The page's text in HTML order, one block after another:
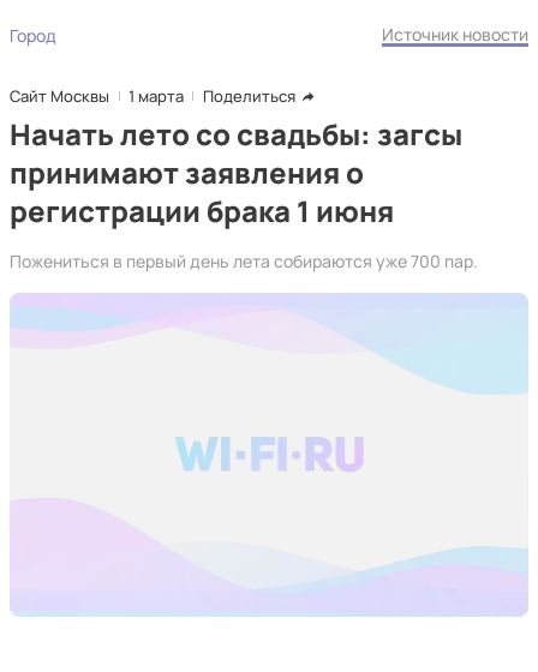
Город Источник новости
Сайт Москвы 1 марта Поделиться
Начать лето со свадьбы: загсы
принимают заявления о
регистрации брака 1 июня
Пожениться в первый день лета собираются уже 700 пар.